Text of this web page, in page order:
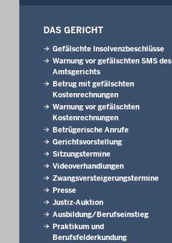
DAS GERICHT
Gefälschte Insolvenzbeschlüsse
Warnung vor gefälschten SMS des
Amtsgerichts
Betrug mit gefälschten
Kostenrechnungen
Warnung vor gefälschten
Kostenrechnungen
Betrügerische Anrufe
Gerichtsvorstellung
Sitzungstermine
Videoverhandlungen
Zwangsversteigerungs­termine
Presse
Justiz-Auktion
Ausbildung/Berufseinstieg
Praktikum und
Berufsfelderkundung